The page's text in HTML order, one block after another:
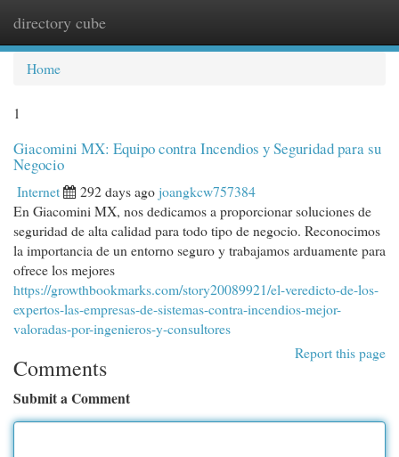
directory cube
Home
1
Giacomini MX: Equipo contra Incendios y Seguridad para su
Negocio
Internet 292 days agojoangkcw757384
En Giacomini MX, nos dedicamos a proporcionar soluciones de
seguridad de alta calidad para todo tipo de negocio. Reconocimos
la importancia de un entorno seguro y trabajamos arduamente para
ofrece los mejores
https://growthbookmarks.com/story20089921/el-veredicto-de-los-
expertos-las-empresas-de-sistemas-contra-incendios-mejor-
valoradas-por-ingenieros-y-consultores
Report this page
Comments
Submit a Comment